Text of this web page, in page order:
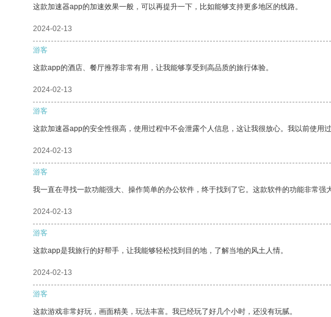
这款加速器app的加速效果一般，可以再提升一下，比如能够支持更多地区的线路。
2024-02-13
游客
这款app的酒店、餐厅推荐非常有用，让我能够享受到高品质的旅行体验。
2024-02-13
游客
这款加速器app的安全性很高，使用过程中不会泄露个人信息，这让我很放心。我以前使用
2024-02-13
游客
我一直在寻找一款功能强大、操作简单的办公软件，终于找到了它。这款软件的功能非常
2024-02-13
游客
这款app是我旅行的好帮手，让我能够轻松找到目的地，了解当地的风土人情。
2024-02-13
游客
这款游戏非常好玩，画面精美，玩法丰富。我已经玩了好几个小时，还没有玩腻。